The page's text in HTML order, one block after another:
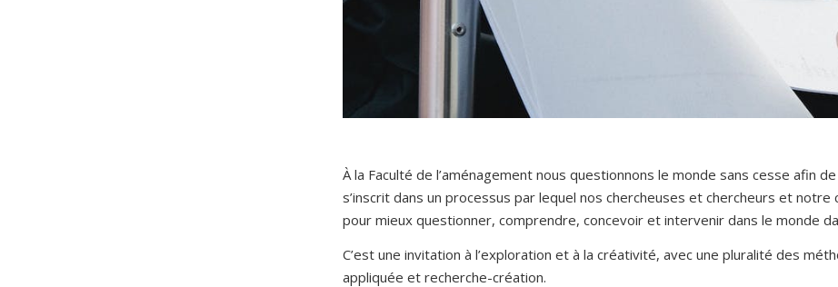
À la Faculté de l’aménagement nous questionnons le monde sans cesse afin
s’inscrit dans un processus par lequel nos chercheuses et chercheurs et
pour mieux questionner, comprendre, concevoir et intervenir dans le monde
C’est une invitation à l’exploration et à la créativité, avec une pluralité des
appliquée et recherche-création.